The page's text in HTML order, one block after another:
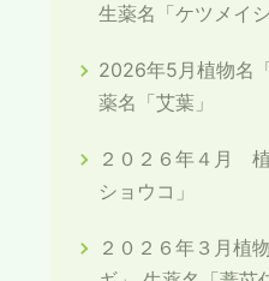
生薬名「ケツメイシ
2026年5月植物名
薬名「艾葉」
２０２６年４月
ショウコ」
２０２６年３月植